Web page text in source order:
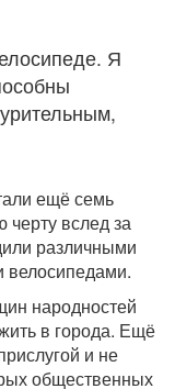
Я
ещё семь
вслед за
различными
велосипедами.
народностей
в города. Ещё
и не
общественных